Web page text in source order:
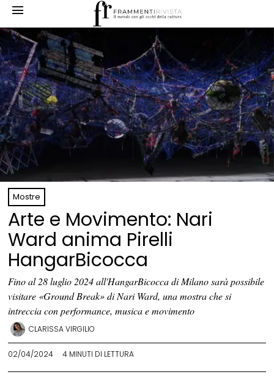
Mostre
Arte e Movimento: Nari
Ward anima Pirelli
HangarBicocca
Fino al 28 luglio 2024 all'HangarBicocca di Milano sarà possibile
visitare «Ground Break» di Nari Ward, una mostra che si
intreccia con performance, musica e movimento
CLARISSA VIRGILIO
02/04/2024 4 MINUTI DI LETTURA